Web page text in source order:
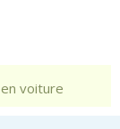
voiture